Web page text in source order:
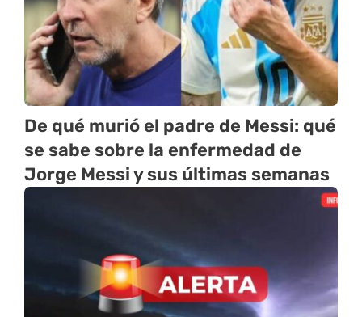
De qué murió el padre de Messi: qué
se sabe sobre la enfermedad de
Jorge Messi y sus últimas semanas